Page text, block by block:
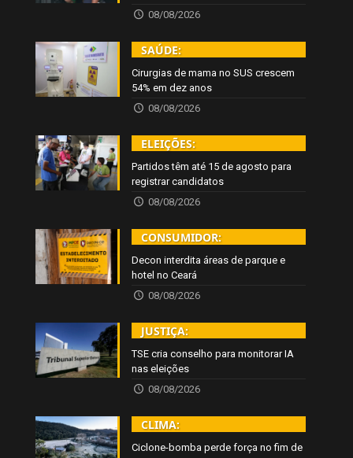
08/08/2026
SAÚDE:
Cirurgias de mama no SUS crescem
54% em dez anos
08/08/2026
ELEIÇÕES:
Partidos têm até 15 de agosto para
registrar candidatos
08/08/2026
CONSUMIDOR:
Decon interdita áreas de parque e
hotel no Ceará
08/08/2026
JUSTIÇA:
TSE cria conselho para monitorar IA
nas eleições
08/08/2026
CLIMA:
Ciclone-bomba perde força no fim de